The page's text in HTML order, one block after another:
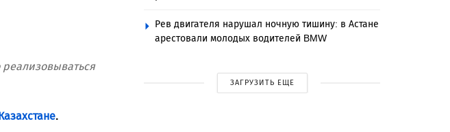
реализовываться
.
Рев двигателя нарушал ночную тишину: в Астане
арестовали молодых водителей BMW
ЗАГРУЗИТЬ ЕЩЕ